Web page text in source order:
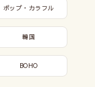
ポップ・カラフル
韓国
BOHO